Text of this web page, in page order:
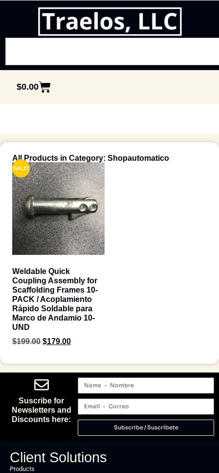
$0.00
All Products in Category: Shopautomatico
SALE!
Weldable Quick
Coupling Assembly for
Scaffolding Frames 10-
PACK / Acoplamiento
Rápido Soldable para
Marco de Andamio 10-
UND
$199.00 $179.00
Suscribe for
Newsletters and
Discounts here:
Subscribe / Suscríbete
Client Solutions
Products